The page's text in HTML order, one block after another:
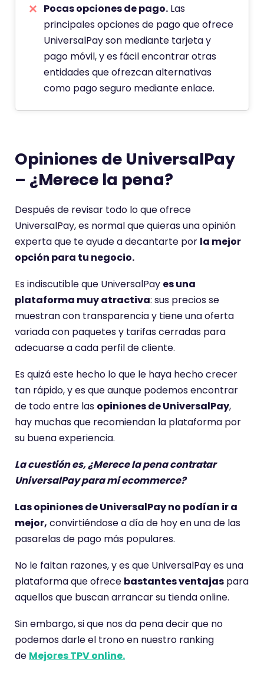
Pocas opciones de pago. Las
principales opciones de pago que ofrece
UniversalPay son mediante tarjeta y
pago móvil, y es fácil encontrar otras
entidades que ofrezcan alternativas
como pago seguro mediante enlace.
Opiniones de UniversalPay
– ¿Merece la pena?
Después de revisar todo lo que ofrece
UniversalPay, es normal que quieras una opinión
experta que te ayude a decantarte por la mejor
opción para tu negocio.
Es indiscutible que UniversalPay es una
plataforma muy atractiva: sus precios se
muestran con transparencia y tiene una oferta
variada con paquetes y tarifas cerradas para
adecuarse a cada perfil de cliente.
Es quizá este hecho lo que le haya hecho crecer
tan rápido, y es que aunque podemos encontrar
de todo entre las opiniones de UniversalPay,
hay muchas que recomiendan la plataforma por
su buena experiencia.
La cuestión es, ¿Merece la pena contratar
UniversalPay para mi ecommerce?
Las opiniones de UniversalPay no podían ir a
mejor, convirtiéndose a día de hoy en una de las
pasarelas de pago más populares.
No le faltan razones, y es que UniversalPay es una
plataforma que ofrece bastantes ventajas para
aquellos que buscan arrancar su tienda online.
Sin embargo, si que nos da pena decir que no
podemos darle el trono en nuestro ranking
de Mejores TPV online.